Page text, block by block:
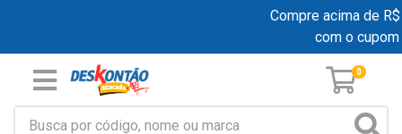
Compre acima de
com o cupom
0